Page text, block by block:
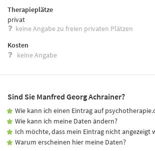
Therapieplätze
privat
keine Angabe zu freien privaten Plätzen
Kosten
keine Angabe
Sind Sie Manfred Georg Achrainer?
Wie kann ich einen Eintrag auf
Wie kann ich meine Daten ändern?
Ich möchte, dass mein Eintrag nicht angezeigt
Warum erscheinen hier meine Daten?